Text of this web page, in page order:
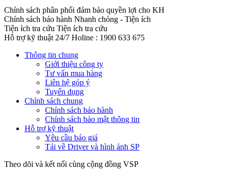
Chính sách phân phối đảm bảo quyền lợi cho KH
Chính sách bảo hành Nhanh chóng - Tiện ích
Tiện ích tra cứu Tiện ích tra cứu
Hỗ trợ kỹ thuật 24/7 Holine : 1900 633 675
Thông tin chung
Giới thiệu công ty
Tư vấn mua hàng
Liên hệ góp ý
Tuyển dụng
Chính sách chung
Chính sách bảo hành
Chính sách bảo mật thông tin
Hỗ trợ kỹ thuật
Yêu cầu báo giá
Tải về Driver và hình ảnh SP
Theo dõi và kết nối cùng cộng đồng VSP